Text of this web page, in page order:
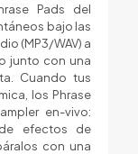
Pads del
bajo las
(MP3/WAV) a
junto con una
Cuando tus
los Phrase
en-vivo:
efectos de
con una